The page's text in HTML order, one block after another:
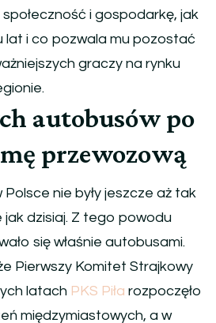
społeczność i gospodarkę, jak
lat i co pozwala mu pozostać
graczy na rynku
autobusów po
przewozową
nie były jeszcze aż tak
jak dzisiaj. Z tego powodu
się właśnie autobusami.
Pierwszy Komitet Strajkowy
latach PKS Piła rozpoczęło
międzymiastowych, a w